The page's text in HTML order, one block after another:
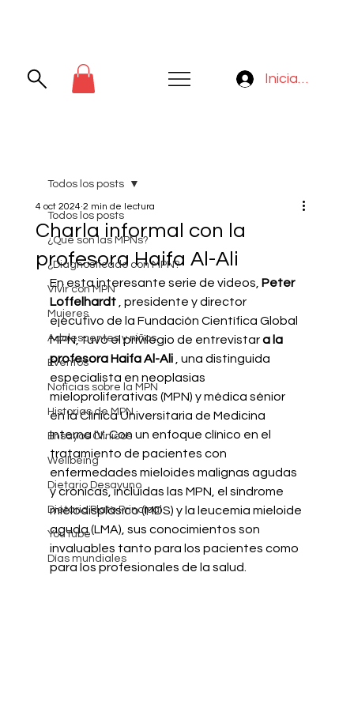
Iniciar sesión
Todos los posts
¿Qué son las MPNs?
¿Diagnosticado con MPN?
Vivir con MPN
Mujeres
Adolescentes y niños
Eventos
Notícias sobre la MPN
Historias de MPN
Ensayos Clínicos
Wellbeing
Dietario Desayuno
Dietario Plato Principal
YouTube
Días mundiales
Todos los posts
Charla informal con la
profesora Haifa Al-Ali
4 oct 2024 2 min de lectura
En esta interesante serie de videos, Peter
Loffelhardt , presidente y director
ejecutivo de la Fundación Científica Global
MPN, tuvo el privilegio de entrevistar a la
profesora Haifa Al-Ali , una distinguida
especialista en neoplasias
mieloproliferativas (MPN) y médica sénior
en la Clínica Universitaria de Medicina
Interna IV. Con un enfoque clínico en el
tratamiento de pacientes con
enfermedades mieloides malignas agudas
y crónicas, incluidas las MPN, el síndrome
mielodisplásico (MDS) y la leucemia mieloide
aguda (LMA), sus conocimientos son
invaluables tanto para los pacientes como
para los profesionales de la salud.